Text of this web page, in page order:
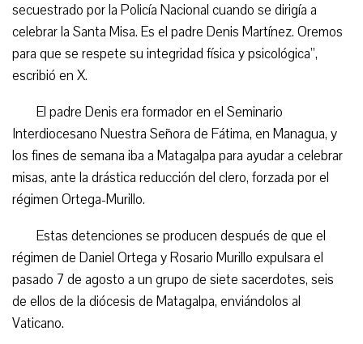
secuestrado por la Policía Nacional cuando se dirigía a
celebrar la Santa Misa. Es el padre Denis Martínez. Oremos
para que se respete su integridad física y psicológica”,
escribió en X.
El padre Denis era formador en el Seminario
Interdiocesano Nuestra Señora de Fátima, en Managua, y
los fines de semana iba a Matagalpa para ayudar a celebrar
misas, ante la drástica reducción del clero, forzada por el
régimen Ortega-Murillo.
Estas detenciones se producen después de que el
régimen de Daniel Ortega y Rosario Murillo expulsara el
pasado 7 de agosto a un grupo de siete sacerdotes, seis
de ellos de la diócesis de Matagalpa, enviándolos al
Vaticano.